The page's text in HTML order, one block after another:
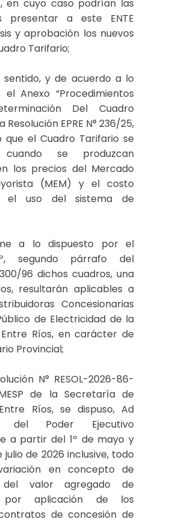
en cuyo caso podrían las
presentar a este ENTE
y aprobación los nuevos
Tarifario;
sentido, y de acuerdo a lo
Anexo “Procedimientos
Del Cuadro
Resolución EPRE N° 236/25,
que el Cuadro Tarifario se
cuando se produzcan
los precios del Mercado
(MEM) y el costo
el uso del sistema de
a lo dispuesto por el
segundo párrafo del
96 dichos cuadros, una
resultarán aplicables a
Concesionarias
de Electricidad de la
Ríos, en carácter de
Provincial;
N° RESOL-2026-86-
de la Secretaría de
Ríos, se dispuso, Ad
del Poder Ejecutivo
a partir del 1º de mayo y
julio de 2026 inclusive, todo
en concepto de
del valor agregado de
por aplicación de los
de concesión de